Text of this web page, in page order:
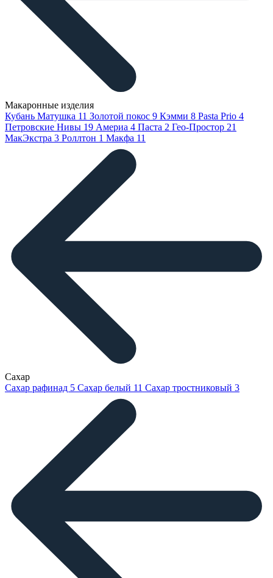
Макаронные изделия
Кубань Матушка 11 Золотой покос 9 Кэмми 8 Pasta Prio 4
Петровские Нивы 19 Америа 4 Паста 2 Гео-Простор 21
МакЭкстра 3 Роллтон 1 Макфа 11
Сахар
Сахар рафинад 5 Сахар белый 11 Сахар тростниковый 3